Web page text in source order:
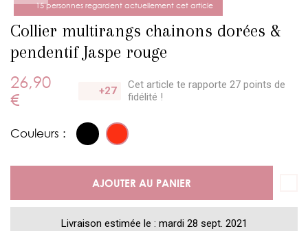
Collier multirangs chainons dorées &
pendentif Jaspe rouge
26,90
€
+27 Cet article te rapporte 27 points de
fidélité !
15 personnes regardent actuellement cet article
Couleurs :
AJOUTER AU PANIER
Livraison estimée le : mardi 28 sept. 2021